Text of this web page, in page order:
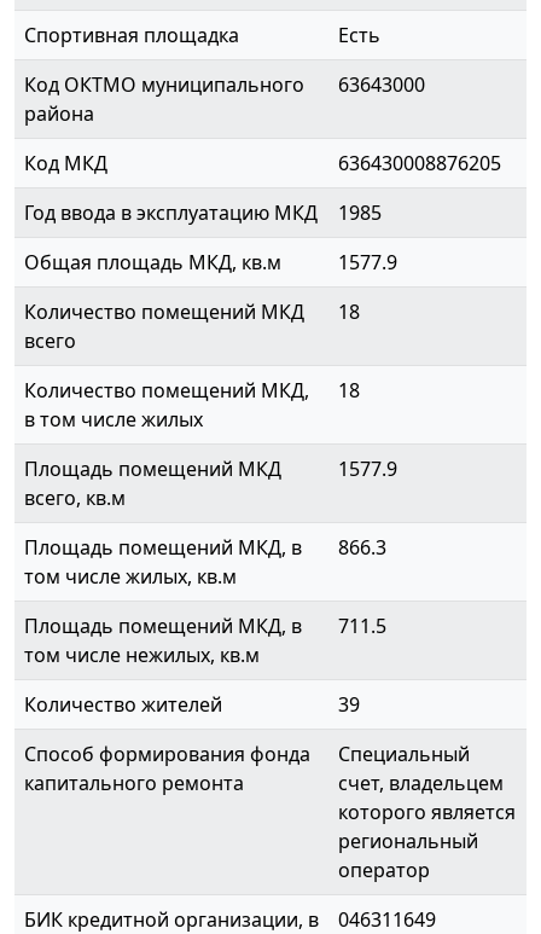
Спортивная площадка
Есть
Код ОКТМО муниципального
района
63643000
Код МКД
636430008876205
Год ввода в эксплуатацию МКД
1985
Общая площадь МКД, кв.м
1577.9
Количество помещений МКД
всего
18
Количество помещений МКД,
в том числе жилых
18
Площадь помещений МКД
всего, кв.м
1577.9
Площадь помещений МКД, в
том числе жилых, кв.м
866.3
Площадь помещений МКД, в
том числе нежилых, кв.м
711.5
Количество жителей
39
Способ формирования фонда
капитального ремонта
Специальный
счет, владельцем
которого является
региональный
оператор
БИК кредитной организации, в
046311649